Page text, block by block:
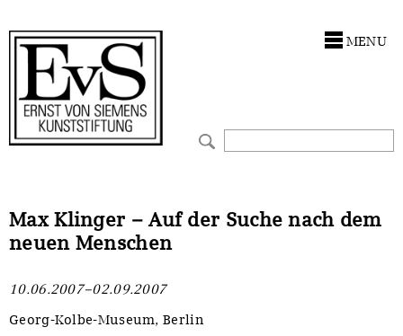
MENU
Max Klinger – Auf der Suche nach dem
neuen Menschen
10.06.2007–02.09.2007
Georg-Kolbe-Museum, Berlin
Förderphilosophie
Gremien
Presse und Neuigkeiten
Stellenangebote
Ankauf
Restaurierungen
Werkverzeichnisse
UKRAINE-Förderlinie